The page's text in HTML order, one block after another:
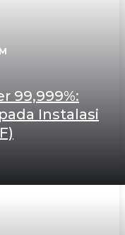
99,999%:
Instalasi